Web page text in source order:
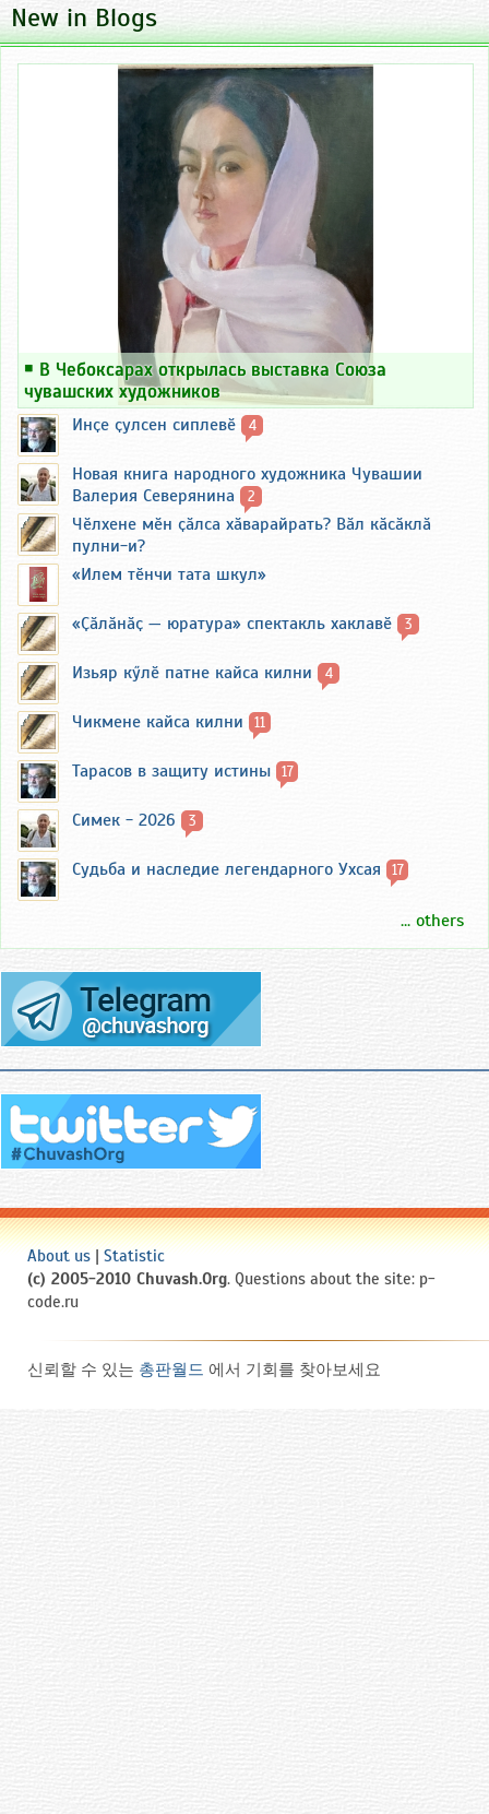
New in Blogs
￭ В Чебоксарах открылась выставка Союза
чувашских художников
Инҫе ҫулсен сиплевӗ 4
Новая книга народного художника Чувашии
Валерия Северянина
2
Чӗлхене мӗн ҫӑлса хӑварайрать? Вӑл кӑсӑклӑ
пулни-и?
«Илем тӗнчи тата шкул»
«Ҫӑлӑнӑҫ — юратура» спектакль хаклавӗ 3
Изьяр кӳлӗ патне кайса килни 4
Чикмене кайса килни 11
Тарасов в защиту истины 17
Симек - 2026 3
Судьба и наследие легендарного Ухсая 17
... others
About us | Statistic
(c) 2005-2010 Chuvash.Org. Questions about the site: p-
code.ru
신뢰할 수 있는 총판월드 에서 기회를 찾아보세요